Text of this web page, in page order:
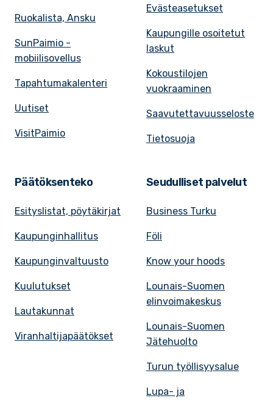
Ruokalista, Ansku
SunPaimio -
mobiilisovellus
Tapahtumakalenteri
Uutiset
VisitPaimio
Evästeasetukset
Kaupungille osoitetut
laskut
Kokoustilojen
vuokraaminen
Saavutettavuusseloste
Tietosuoja
Päätöksenteko
Esityslistat, pöytäkirjat
Kaupunginhallitus
Kaupunginvaltuusto
Kuulutukset
Lautakunnat
Viranhaltijapäätökset
Seudulliset palvelut
Business Turku
Föli
Know your hoods
Lounais-Suomen
elinvoimakeskus
Lounais-Suomen
Jätehuolto
Turun työllisyysalue
Lupa- ja